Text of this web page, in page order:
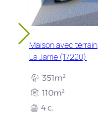
Maison avec terrain
La Jarrie (17220)
351m²
110m²
4 c.